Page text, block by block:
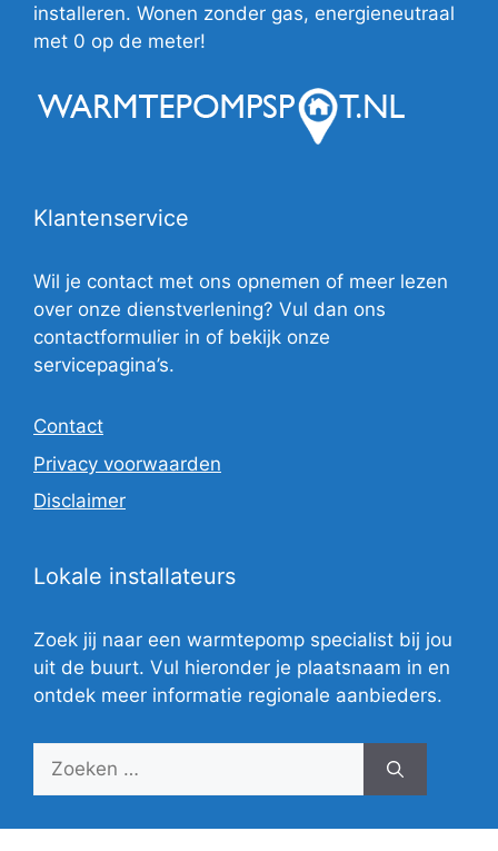
installeren. Wonen zonder gas, energieneutraal
met 0 op de meter!
Klantenservice
Wil je contact met ons opnemen of meer lezen
over onze dienstverlening? Vul dan ons
contactformulier in of bekijk onze
servicepagina’s.
Contact
Privacy voorwaarden
Disclaimer
Lokale installateurs
Zoek jij naar een warmtepomp specialist bij jou
uit de buurt. Vul hieronder je plaatsnaam in en
ontdek meer informatie regionale aanbieders.
Zoek